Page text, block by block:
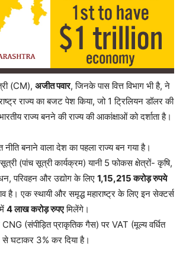
(CM), अजीत पवार, जिनके पास वित्त विभाग भी है, ने
राज्य का बजट पेश किया, जो 1 ट्रिलियन डॉलर की
राज्य बनने की राज्य की आकांक्षाओं को दर्शाता है।
नीति बनाने वाला देश का पहला राज्य बन गया है।
(पांच सूत्री कार्यक्रम) यानी 5 फोकस क्षेत्रों- कृषि,
परिवहन और उद्योग के लिए 1,15,215 करोड़ रुपये
है। एक स्थायी और समृद्ध महाराष्ट्र के लिए इन सेक्टर्स
4 लाख करोड़ रुपएमिलेंगे।
CNG (संपीड़ित प्राकृतिक गैस) पर VAT (मूल्य वर्धित
घटाकर 3% कर दिया है।